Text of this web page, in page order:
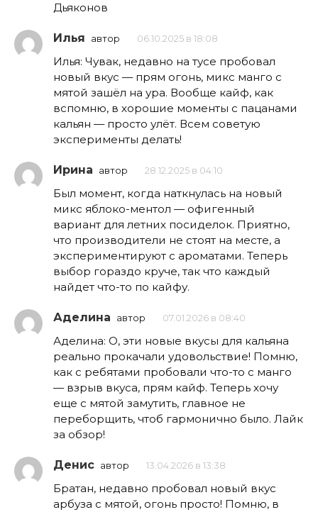
Дьяконов
Илья автор 06.10.2025 в 18:08
Илья: Чувак, недавно на тусе пробовал
новый вкус — прям огонь, микс манго с
мятой зашёл на ура. Вообще кайф, как
вспомню, в хорошие моменты с пацанами
кальян — просто улёт. Всем советую
эксперименты делать!
Ирина автор 28.12.2025 в 04:10
Был момент, когда наткнулась на новый
микс яблоко-ментол — офигенный
вариант для летних посиделок. Приятно,
что производители не стоят на месте, а
экспериментируют с ароматами. Теперь
выбор гораздо круче, так что каждый
найдет что-то по кайфу.
Аделина автор 07.01.2026 в 08:40
Аделина: О, эти новые вкусы для кальяна
реально прокачали удовольствие! Помню,
как с ребятами пробовали что-то с манго
— взрыв вкуса, прям кайф. Теперь хочу
еще с мятой замутить, главное не
переборщить, чтоб гармонично было. Лайк
за обзор!
Денис автор 13.04.2026 в 13:38
Братан, недавно пробовал новый вкус
арбуза с мятой, огонь просто! Помню, в